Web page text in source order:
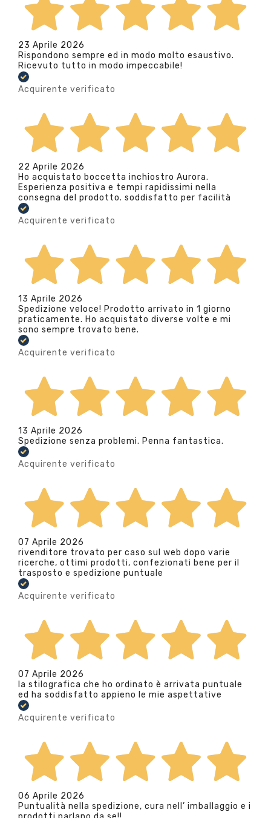
23 Aprile 2026
Rispondono sempre ed in modo molto esaustivo.
Ricevuto tutto in modo impeccabile!
Acquirente verificato
22 Aprile 2026
Ho acquistato boccetta inchiostro Aurora.
Esperienza positiva e tempi rapidissimi nella
consegna del prodotto. soddisfatto per facilità
Acquirente verificato
13 Aprile 2026
Spedizione veloce! Prodotto arrivato in 1 giorno
praticamente. Ho acquistato diverse volte e mi
sono sempre trovato bene.
Acquirente verificato
13 Aprile 2026
Spedizione senza problemi. Penna fantastica.
Acquirente verificato
07 Aprile 2026
rivenditore trovato per caso sul web dopo varie
ricerche, ottimi prodotti, confezionati bene per il
trasposto e spedizione puntuale
Acquirente verificato
07 Aprile 2026
la stilografica che ho ordinato è arrivata puntuale
ed ha soddisfatto appieno le mie aspettative
Acquirente verificato
06 Aprile 2026
Puntualità nella spedizione, cura nell’ imballaggio e i